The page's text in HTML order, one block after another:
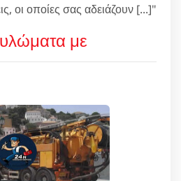
οι οποίες σας αδειάζουν [...]"
με